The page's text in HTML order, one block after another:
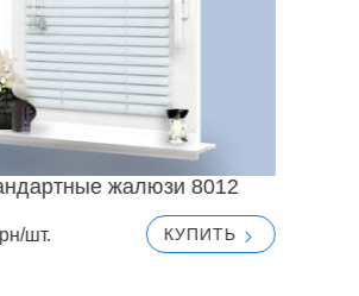
жалюзи 8012
шт. КУПИТЬ